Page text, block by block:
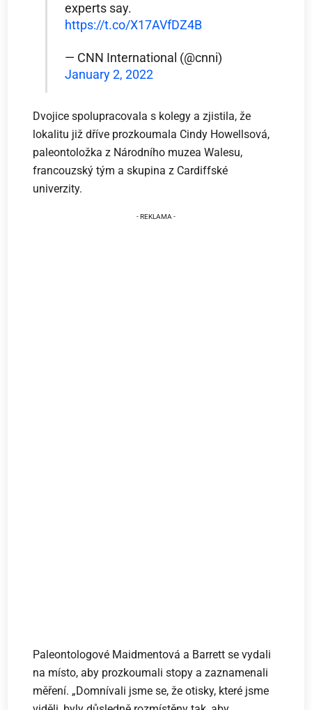
experts say.
https://t.co/X17AVfDZ4B
— CNN International (@cnni)
January 2, 2022
Dvojice spolupracovala s kolegy a zjistila, že
lokalitu již dříve prozkoumala Cindy Howellsová,
paleontoložka z Národního muzea Walesu,
francouzský tým a skupina z Cardiffské
univerzity.
Paleontologové Maidmentová a Barrett se vydali
na místo, aby prozkoumali stopy a zaznamenali
měření. „Domnívali jsme se, že otisky, které jsme